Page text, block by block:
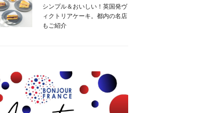
シンプル＆おいしい！英国発ヴ
ィクトリアケーキ。都内の名店
もご紹介